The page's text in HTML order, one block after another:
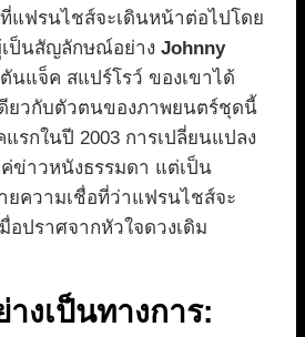
แฟรนไชส์จะเดินหน้าต่อไปโดย
ป็นสัญลักษณ์อย่าง Johnny
นแจ็ค สแปร์โรว์ ของเขาได้
ยวกับตัวตนของภาพยนตร์ชุดนี้
รกในปี 2003 การเปลี่ยนแปลง
ข่าวหนังธรรมดา แต่เป็น
ความเชื่อที่ว่าแฟรนไชส์จะ
อปราศจากหัวใจดวงเดิม
งเป็นทางการ: